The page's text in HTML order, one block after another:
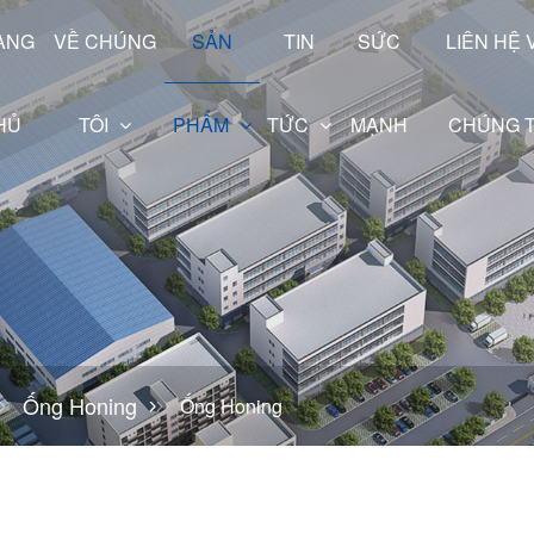
VỀ CHÚNG
TÔI
SẢN
PHẨM
Dòng trục rỗng
TIN
TỨC
SỨC
MẠNH
LIÊN HỆ
CHÚNG
Ống Honing Ống Honing